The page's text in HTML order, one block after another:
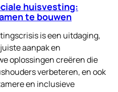
huisvesting:
te bouwen
is een uitdaging,
aanpak en
oplossingen creëren die
verbeteren, en ook
en inclusieve